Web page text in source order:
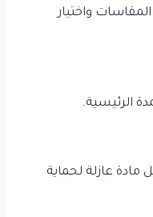
واختيار
الرئيسية.
عازلة لحماية